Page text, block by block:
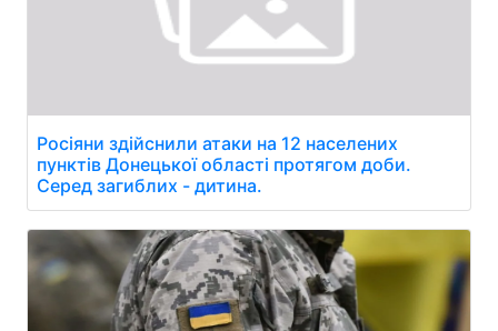
Росіяни здійснили атаки на 12 населених
пунктів Донецької області протягом доби.
Серед загиблих - дитина.